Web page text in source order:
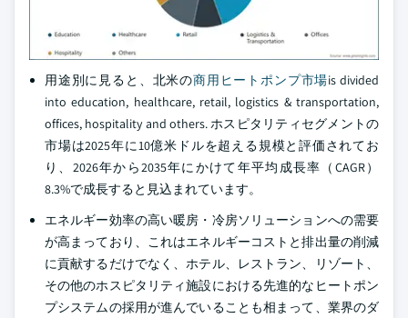
用途別に見ると、北米の商用ヒートポンプ市場is divided
into education, healthcare, retail, logistics & transportation,
offices, hospitality and others. ホスピタリティセグメントの
市場は2025年に10億米ドルを超える規模と評価されてお
り、2026年から2035年にかけて年平均成長率（CAGR）
8.3%で成長すると見込まれています。
エネルギー効率の高い暖房・冷房ソリューションへの需要
が高まっており、これはエネルギーコストと排出量の削減
に貢献するだけでなく、ホテル、レストラン、リゾート、
その他のホスピタリティ施設における先進的なヒートポン
プシステムの採用が進んでいることも相まって、業界のダ